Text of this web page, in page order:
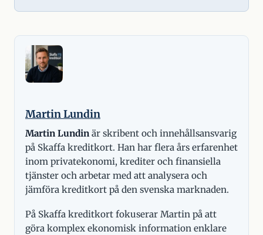
Martin Lundin
Martin Lundin är skribent och innehållsansvarig
på Skaffa kreditkort. Han har flera års erfarenhet
inom privatekonomi, krediter och finansiella
tjänster och arbetar med att analysera och
jämföra kreditkort på den svenska marknaden.
På Skaffa kreditkort fokuserar Martin på att
göra komplex ekonomisk information enklare